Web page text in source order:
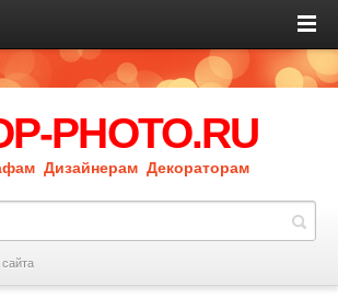
PHOTO.RU
Дизайнерам Декораторам